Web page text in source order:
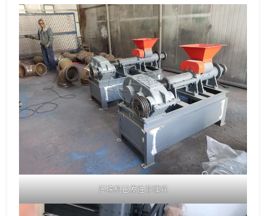
压块机已发往菲律宾